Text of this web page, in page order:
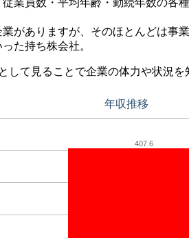
業員数・平均年齢・勤続年数の各
がありますが、そのほとんどは事
た持ち株会社。
して見ることで企業の体力や状況を
年収推移
407.6